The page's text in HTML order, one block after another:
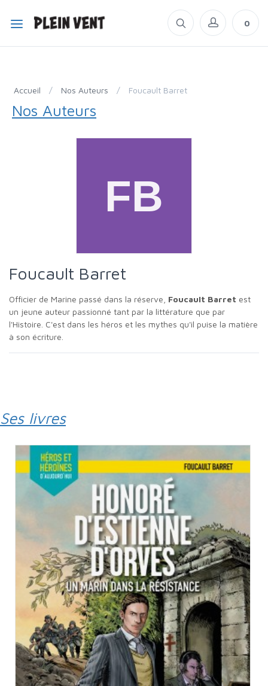
0
Accueil / Nos Auteurs / Foucault Barret
Nos Auteurs
Foucault Barret
Officier de Marine passé dans la réserve, Foucault Barret est
un jeune auteur passionné tant par la littérature que par
l'Histoire. C'est dans les héros et les mythes qu'il puise la matière
à son écriture.
Ses livres